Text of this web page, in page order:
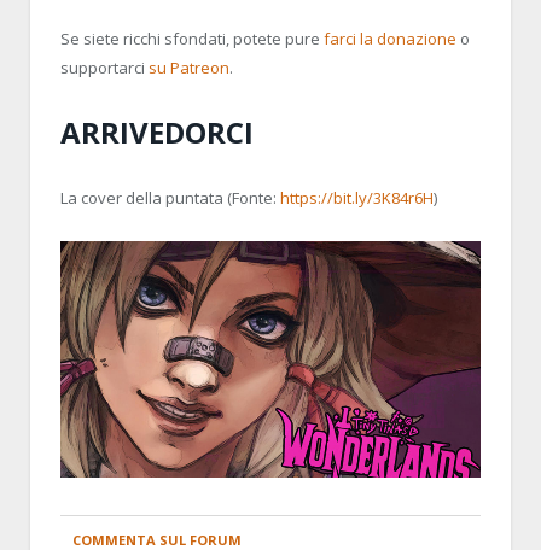
Se siete ricchi sfondati, potete pure farci la donazione o
supportarci su Patreon.
ARRIVEDORCI
La cover della puntata (Fonte: https://bit.ly/3K84r6H)
COMMENTA SUL FORUM